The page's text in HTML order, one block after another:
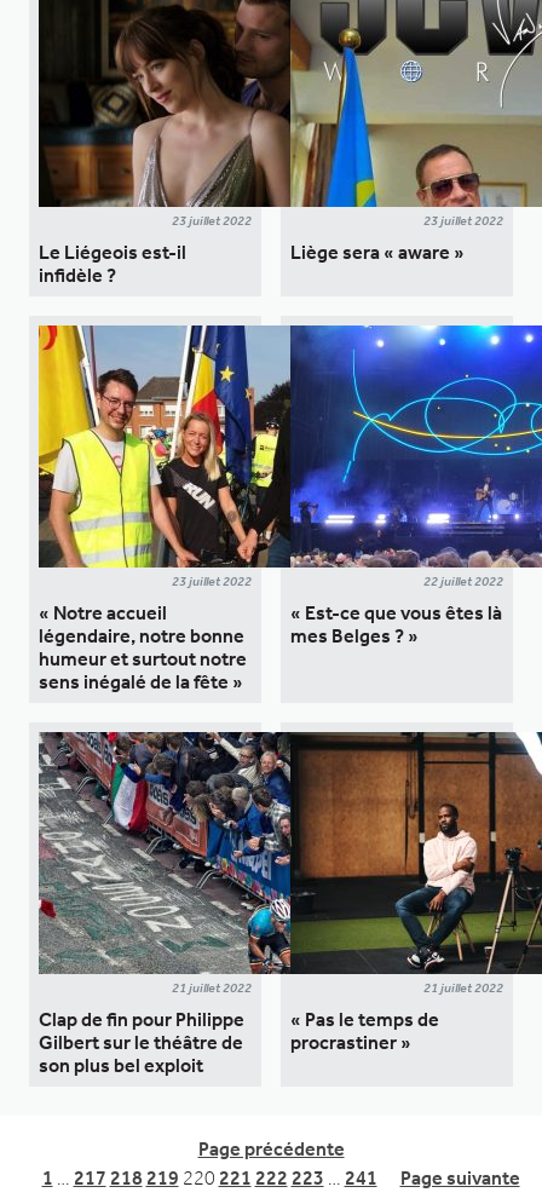
23 juillet 2022
Le Liégeois est-il
infidèle ?
23 juillet 2022
Liège sera « aware »
23 juillet 2022
« Notre accueil
légendaire, notre bonne
humeur et surtout notre
sens inégalé de la fête »
22 juillet 2022
« Est-ce que vous êtes là
mes Belges ? »
21 juillet 2022
Clap de fin pour Philippe
Gilbert sur le théâtre de
son plus bel exploit
21 juillet 2022
« Pas le temps de
procrastiner »
Page précédente
1
217 218 219 220 221 222 223 241 Page suivante